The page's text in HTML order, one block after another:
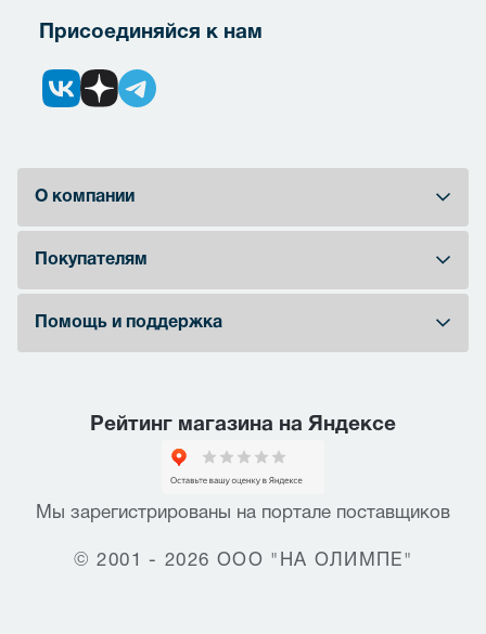
Присоединяйся к нам
О компании
Покупателям
Помощь и поддержка
Рейтинг магазина на Яндексе
Мы зарегистрированы на портале поставщиков
© 2001 - 2026 ООО "НА ОЛИМПЕ"